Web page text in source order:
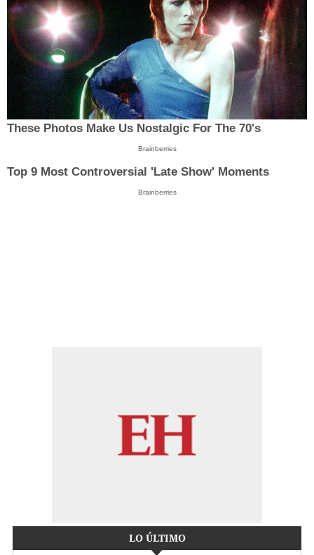
These Photos Make Us Nostalgic For The 70's
Brainberries
Top 9 Most Controversial 'Late Show' Moments
Brainberries
LO ÚLTIMO